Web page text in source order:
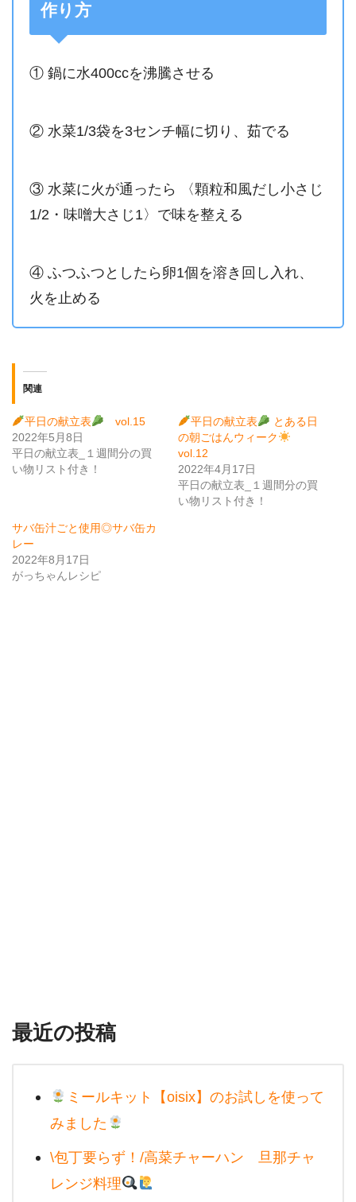
作り方
① 鍋に水400ccを沸騰させる
② 水菜1/3袋を3センチ幅に切り、茹でる
③ 水菜に火が通ったら 〈顆粒和風だし小さじ
1/2・味噌大さじ1〉で味を整える
④ ふつふつとしたら卵1個を溶き回し入れ、
火を止める
関連
平日の献立表
vol.15
2022年5月8日
平日の献立表_１週間分の買
い物リスト付き！
平日の献立表
とある日
の朝ごはんウィーク
vol.12
2022年4月17日
平日の献立表_１週間分の買
い物リスト付き！
サバ缶汁ごと使用◎サバ缶カ
レー
2022年8月17日
がっちゃんレシピ
最近の投稿
ミールキット【oisix】のお試しを使って
みました
\包丁要らず！/高菜チャーハン 旦那チャ
レンジ料理